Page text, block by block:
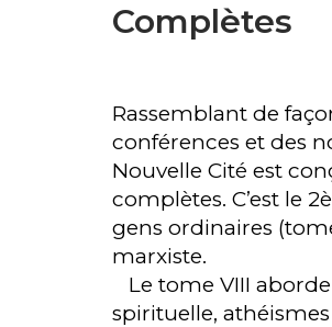
Complètes
Rassemblant de
conférences et des
Nouvelle Cité est
complètes. C’est le
gens ordinaires
marxiste.
Le tome VIII
spirituelle,